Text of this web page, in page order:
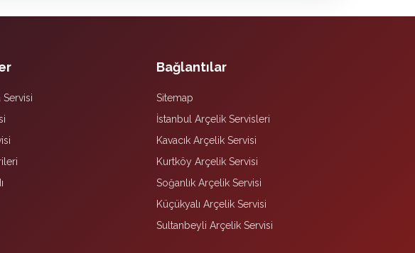
Servisi
Bağlantılar
Sitemap
İstanbul Arçelik Servisleri
Kavacık Arçelik Servisi
Kurtköy Arçelik Servisi
Soğanlık Arçelik Servisi
Küçükyalı Arçelik Servisi
Sultanbeyli Arçelik Servisi